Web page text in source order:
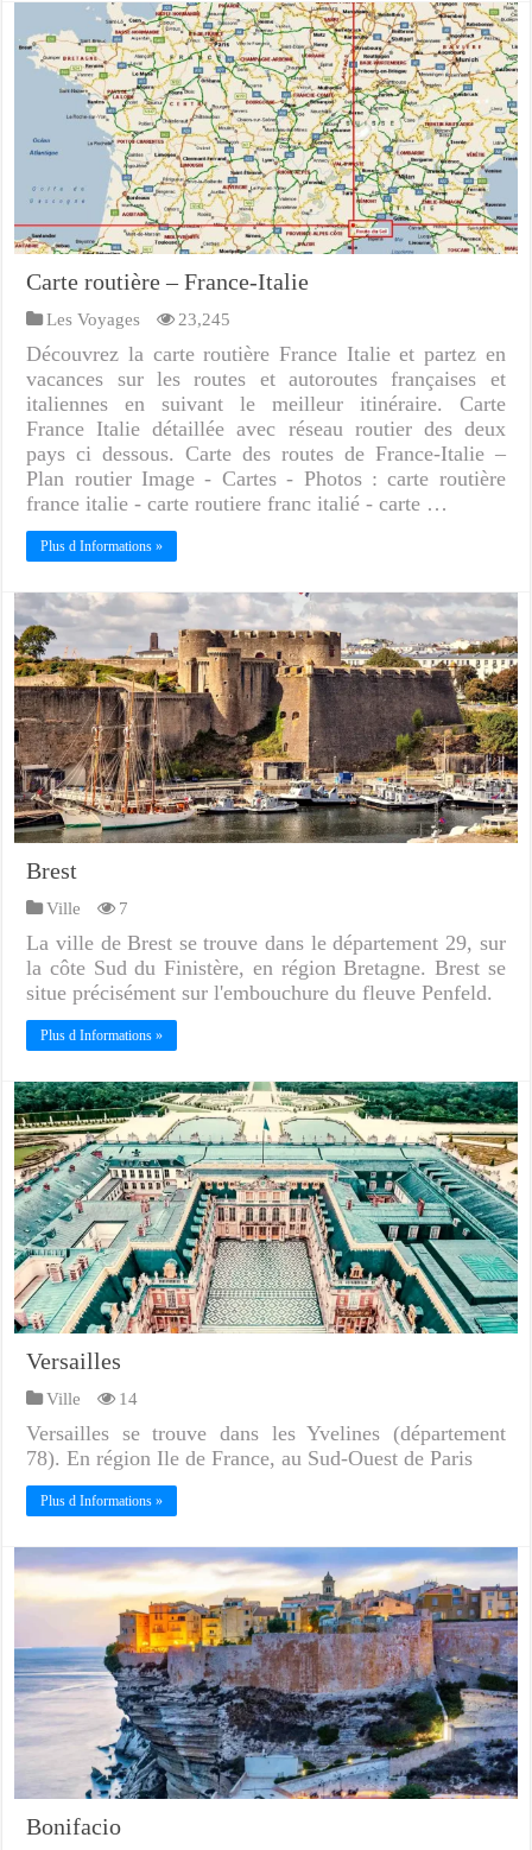
Carte routière – France-Italie
Les Voyages 23,245
Découvrez la carte routière France Italie et partez en
vacances sur les routes et autoroutes françaises et
italiennes en suivant le meilleur itinéraire. Carte
France Italie détaillée avec réseau routier des deux
pays ci dessous. Carte des routes de France-Italie –
Plan routier Image - Cartes - Photos : carte routière
france italie - carte routiere franc italié - carte …
Plus d Informations »
Brest
Ville 7
La ville de Brest se trouve dans le département 29, sur
la côte Sud du Finistère, en région Bretagne. Brest se
situe précisément sur l'embouchure du fleuve Penfeld.
Plus d Informations »
Versailles
Ville 14
Versailles se trouve dans les Yvelines (département
78). En région Ile de France, au Sud-Ouest de Paris
Plus d Informations »
Bonifacio